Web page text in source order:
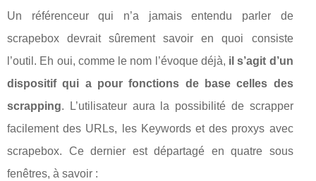
Un référenceur qui n’a jamais entendu parler de
scrapebox devrait sûrement savoir en quoi consiste
l’outil. Eh oui, comme le nom l’évoque déjà, il s’agit d’un
dispositif qui a pour fonctions de base celles des
scrapping. L’utilisateur aura la possibilité de scrapper
facilement des URLs, les Keywords et des proxys avec
scrapebox. Ce dernier est départagé en quatre sous
fenêtres, à savoir :